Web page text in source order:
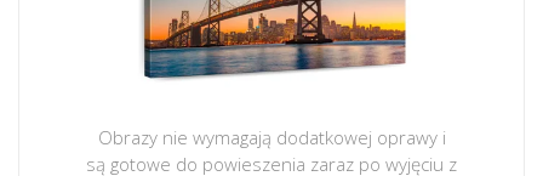
Obrazy nie wymagają dodatkowej oprawy i
są gotowe do powieszenia zaraz po wyjęciu z